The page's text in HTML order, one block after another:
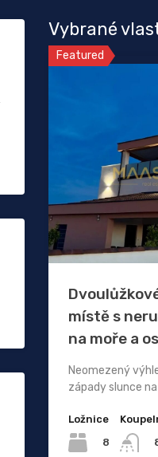
Vybrané
Featured
místě s
na moře a
Neomezený
západy slunce
Ložnice
8